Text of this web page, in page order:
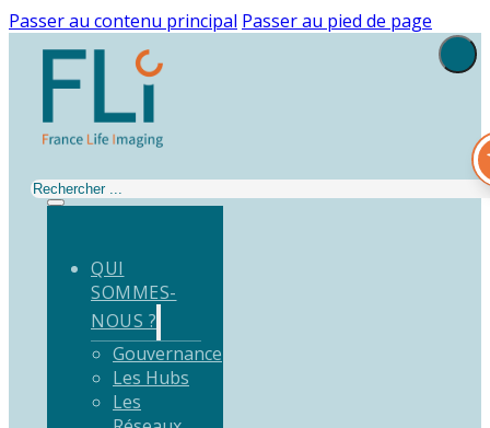
Passer au contenu principal Passer au pied de page
Rechercher
QUI
SOMMES-
NOUS ?
Gouvernance
Les Hubs
Les